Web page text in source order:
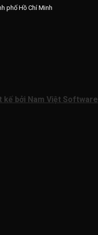
phố Hồ Chí Minh
kế bởi Nam Việt Software